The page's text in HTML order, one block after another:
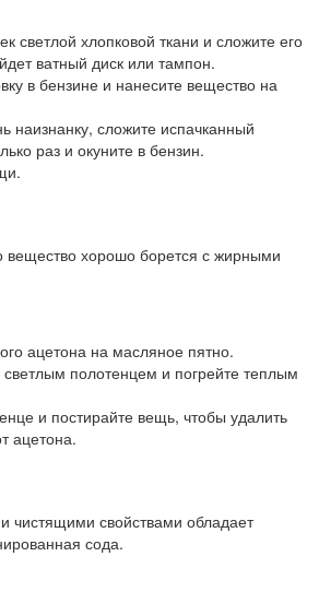
светлой хлопковой ткани и сложите его
ватный диск или тампон.
в бензине и нанесите вещество на
наизнанку, сложите испачканный
раз и окуните в бензин.
вещество хорошо борется с жирными
ацетона на масляное пятно.
светлым полотенцем и погрейте теплым
и постирайте вещь, чтобы удалить
ацетона.
чистящими свойствами обладает
сода.